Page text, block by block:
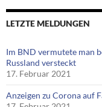
LETZTE MELDUNGEN
Im BND vermutete man
Russland versteckt
17. Februar 2021
Anzeigen zu Corona auf